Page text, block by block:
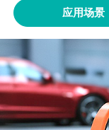
应用场景